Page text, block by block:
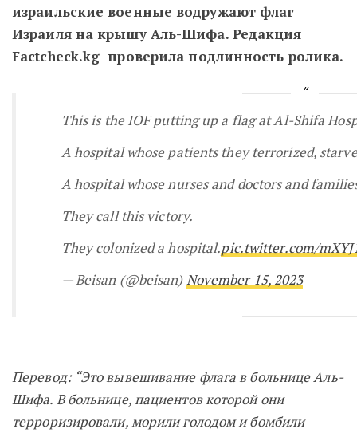
израильские военные водружают флаг
Израиля на крышу Аль-Шифа. Редакция
Factcheck.kg проверила подлинность ролика.
This is the IOF putting up a flag at Al-Shifa
A hospital whose patients they terrorized,
A hospital whose nurses and doctors and
They call this victory.
They colonized a hospital.pic.twitter.com/
— Beisan (@beisan)November 15, 2023
Перевод: “Это вывешивание флага в больнице Аль-
Шифа. Вбольнице, пациентов которой они
терроризировали, морили голодом и бомбили